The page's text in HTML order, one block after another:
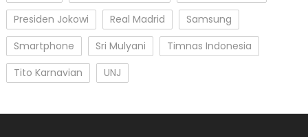
Presiden Jokowi
Real Madrid
Samsung
Smartphone
Sri Mulyani
Timnas Indonesia
Tito Karnavian
UNJ